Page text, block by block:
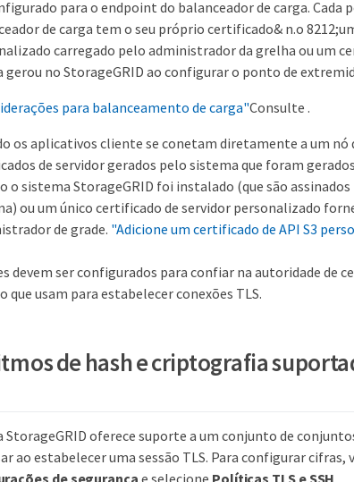
para o endpoint do balanceador de carga. Cada
de carga tem o seu próprio certificado& n.o
carregado pelo administrador da grelha ou um
gerou no StorageGRID ao configurar o ponto de
para balanceamento de carga"Consulte .
os aplicativos cliente se conetam diretamente a um nó
de servidor gerados pelo sistema que foram
o sistema StorageGRID foi instalado (que são
ou um único certificado de servidor personalizado
de grade. "Adicione um certificado de API S3
devem ser configurados para confiar na autoridade de
que usam para estabelecer conexões TLS.
de hash e criptografia
StorageGRID oferece suporte a um conjunto de
ao estabelecer uma sessão TLS. Para configurar cifras,
de segurançae selecione Políticas TLS e SSH